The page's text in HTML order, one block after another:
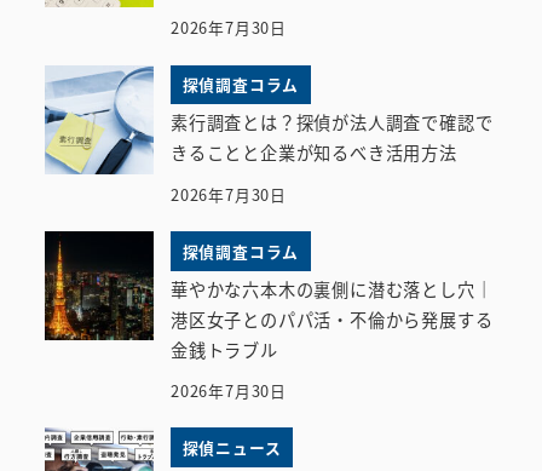
2026年7月30日
探偵調査コラム
素行調査とは？探偵が法人調査で確認で
きることと企業が知るべき活用方法
2026年7月30日
探偵調査コラム
華やかな六本木の裏側に潜む落とし穴｜
港区女子とのパパ活・不倫から発展する
金銭トラブル
2026年7月30日
探偵ニュース